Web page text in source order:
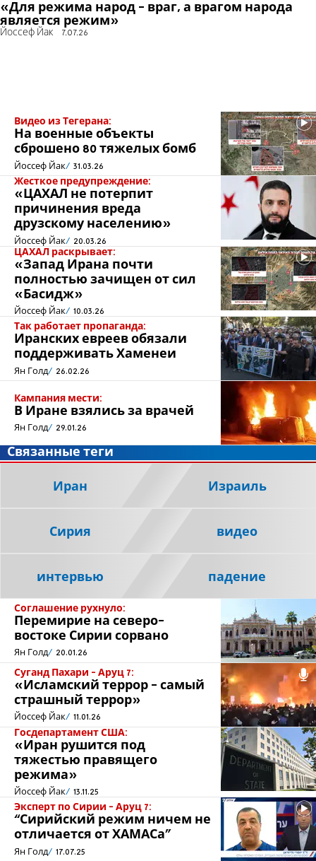
«Для режима народ - враг, а врагом народа
является режим»
Йоссеф Йак 7.07.26
Видео из Тегерана:
На военные объекты
сброшено 80 тяжелых бомб
Йоссеф Йак 31.03.26
Жесткое предупреждение:
«ЦАХАЛ не потерпит
причинения вреда
друзскому населению»
Йоссеф Йак 20.03.26
ЦАХАЛ раскрывает:
«Запад Ирана почти
полностью зачищен от сил
«Басидж»
Йоссеф Йак 10.03.26
Так работает пропаганда:
Иранских евреев обязали
поддерживать Хаменеи
Ян Голд 26.02.26
Кампания мести:
В Иране взялись за врачей
Ян Голд 29.01.26
Соглашение рухнуло:
Перемирие на северо-
востоке Сирии сорвано
Ян Голд 20.01.26
Суганд Пахари - Аруц 7:
«Исламский террор - самый
страшный террор»
Йоссеф Йак 11.01.26
Госдепартамент США:
«Иран рушится под
тяжестью правящего
режима»
Йоссеф Йак 13.11.25
Эксперт по Сирии - Аруц 7:
“Сирийский режим ничем не
отличается от ХАМАСа”
Ян Голд 17.07.25
Связанные теги
Иран Израиль
Сирия видео
интервью падение